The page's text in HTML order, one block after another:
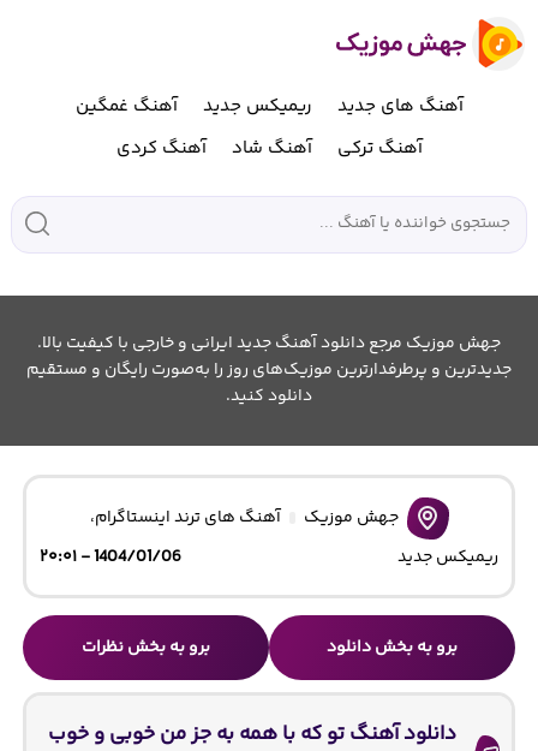
آهنگ های جدید ریمیکس جدید
آهنگ غمگین
آهنگ ترکی
آهنگ شاد آهنگ کردی
جهش موزیک مرجع دانلود آهنگ جدید ایرانی و خارجی با کیفیت بالا.
جدیدترین و پرطرفدارترین موزیک‌های روز را به‌صورت رایگان و مستقیم
دانلود کنید.
جهش موزیک آهنگ های ترند اینستاگرام،
ریمیکس جدید
1404/01/06 - ۲۰:۰۱
برو به بخش دانلود برو به بخش نظرات
دانلود آهنگ تو که با همه به جز من خوبی و خوب